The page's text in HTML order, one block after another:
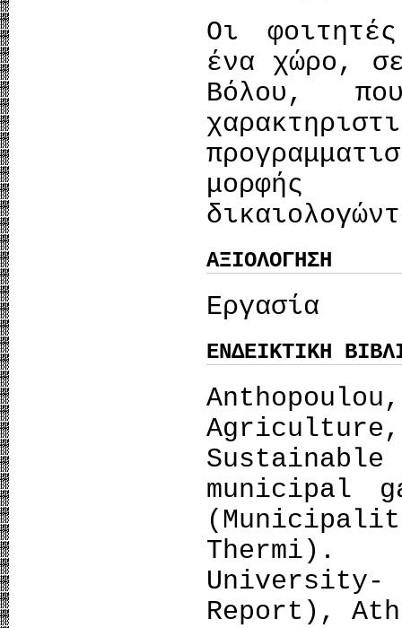
Οι
ένα χώρο,
Βόλου,
μορφής
ΑΞΙΟΛΟΓΗΣΗ
Εργασία
ΕΝΔΕΙΚΤΙΚΗ
municipal
Report),